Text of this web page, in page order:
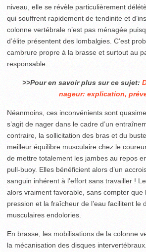
niveau, elle se révèle particulièrement
qui souffrent rapidement de tendinite et
colonne vertébrale n’est pas ménagée
d’élite présentent des lombalgies. C’est
cambrure propre à la brasse et surtout au
responsable.
>>Pour en savoir plus sur ce sujet:
nageur: explication,
Néanmoins, ces inconvénients sont
s’agit de nager dans le cadre d’un
contraire, la sollicitation des bras et du
meilleur équilibre musculaire chez le
de mettre totalement les jambes au repos
pull-buoy. Elles bénéficient alors d’un
sanguin inhérent à l’effort sans travailler !
alors vraiment favorable, sans compter que
pression et la fraîcheur de l’eau facilitent le
musculaires endolories.
En brasse, les mobilisations de la colonne
la mécanisation des disques